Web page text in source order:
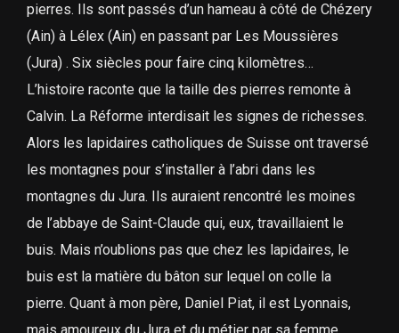
pierres. Ils sont passés d’un hameau à côté de Chézery
(Ain) à Lélex (Ain) en passant par Les Moussières
(Jura) . Six siècles pour faire cinq kilomètres…
L’histoire raconte que la taille des pierres remonte à
Calvin. La Réforme interdisait les signes de richesses.
Alors les lapidaires catholiques de Suisse ont traversé
les montagnes pour s’installer à l’abri dans les
montagnes du Jura. Ils auraient rencontré les moines
de l’abbaye de Saint-Claude qui, eux, travaillaient le
buis. Mais n’oublions pas que chez les lapidaires, le
buis est la matière du bâton sur lequel on colle la
pierre. Quant à mon père, Daniel Piat, il est Lyonnais,